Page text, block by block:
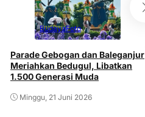
BudayaFoto
Parade Gebogan dan Baleganjur
Meriahkan Bedugul, Libatkan
1.500 Generasi Muda
Minggu, 21 Juni 2026